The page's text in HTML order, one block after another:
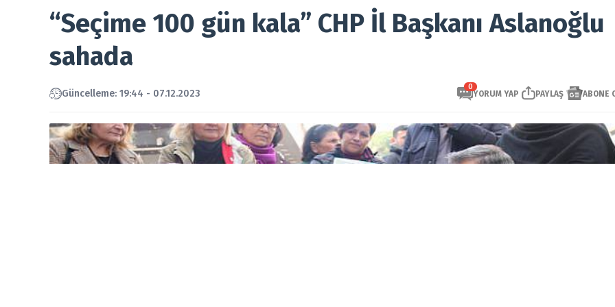
“Seçime 100 gün kala” CHP İl Başkanı Aslanoğlu
sahada
Güncelleme: 19:44 - 07.12.2023
0
YORUM YAP PAYLAŞ ABONE